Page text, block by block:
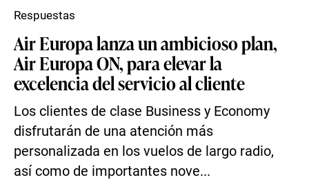
Air Europa lanza un ambicioso plan,
Air Europa ON, para elevar la
excelencia del servicio al cliente
Los clientes de clase Business y Economy
disfrutarán de una atención más
personalizada en los vuelos de largo radio,
así como de importantes nove...
Respuestas